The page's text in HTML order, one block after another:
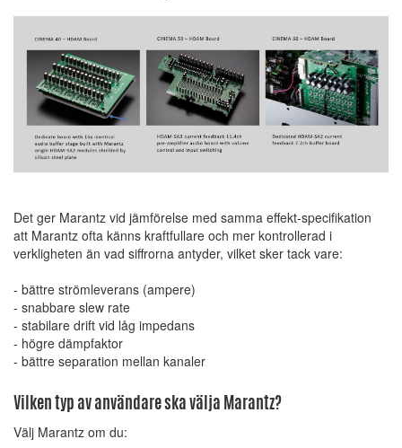
Det ger Marantz vid jämförelse med samma effekt-specifikation
att Marantz ofta känns kraftfullare och mer kontrollerad i
verkligheten än vad siffrorna antyder, vilket sker tack vare:
- bättre strömleverans (ampere)
- snabbare slew rate
- stabilare drift vid låg impedans
- högre dämpfaktor
- bättre separation mellan kanaler
Vilken typ av användare ska välja Marantz?
Välj Marantz om du: